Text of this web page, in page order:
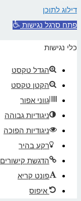
העמוד
דילוג לתוכן
פתח סרגל נגישות
כלי נגישות
הגדל טקסט
הקטן טקסט
גווני אפור
ניגודיות גבוהה
ניגודיות הפוכה
רקע בהיר
הדגשת קישורים
פונט קריא
איפוס